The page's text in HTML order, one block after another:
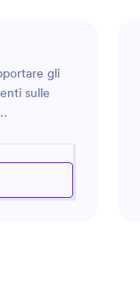
gli
sulle